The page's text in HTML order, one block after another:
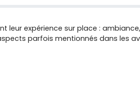
leur expérience sur place :
parfois mentionnés dans les